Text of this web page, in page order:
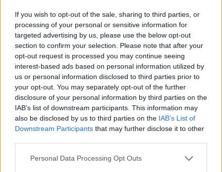
If you wish to opt-out of the sale, sharing to third parties, or
processing of your personal or sensitive information for
targeted advertising by us, please use the below opt-out
section to confirm your selection. Please note that after your
opt-out request is processed you may continue seeing
interest-based ads based on personal information utilized by
us or personal information disclosed to third parties prior to
your opt-out. You may separately opt-out of the further
disclosure of your personal information by third parties on the
IAB’s list of downstream participants. This information may
also be disclosed by us to third parties on the IAB’s List of
Downstream Participants that may further disclose it to other
Personal Data Processing Opt Outs
kampelio, kiti renkasi pilnai įrengtą virtuvę su
vandentiekiu, elektra ir buitine technika.
Svarbiausia – nebūtina skubėti visko įsirengti
iš karto. Pirmiausia pasirūpinkite tuo, ko iš
tiesų reikia, o vėliau, keičiantis poreikiams,
lauko virtuvę galėsite papildyti naujais
sprendimais“, – pataria IKEA Interjero dizaino
departamento vadovė Morta Bučinskienė.
Pirmiausia suplanuokite erdvę